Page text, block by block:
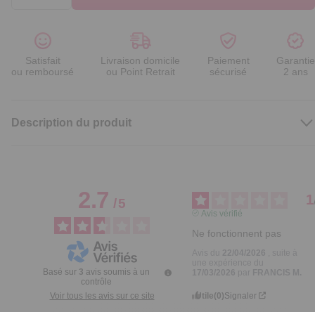
Satisfait
ou remboursé
Livraison domicile
ou Point Retrait
Paiement
sécurisé
Garantie
2 ans
Description du produit
2.7/5
Basé sur 3 avis soumis à un
contrôle
Voir tous les avis sur ce site
1
Avis vérifié
Ne fonctionnent pas
Utile(0)Signaler